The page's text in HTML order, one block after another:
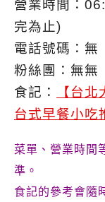
營業時間：
完為止)
電話號碼：無
粉絲團：無無
食記：
【台
台式早餐小吃
菜單、營業時間
準。
食記的參考會隨